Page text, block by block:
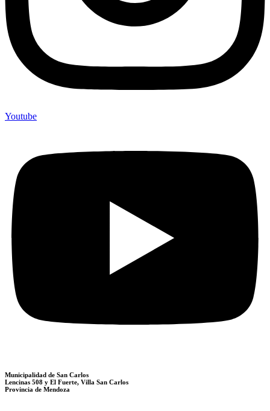
Youtube
Municipalidad de San Carlos
Lencinas 508 y El Fuerte, Villa San Carlos
Provincia de Mendoza